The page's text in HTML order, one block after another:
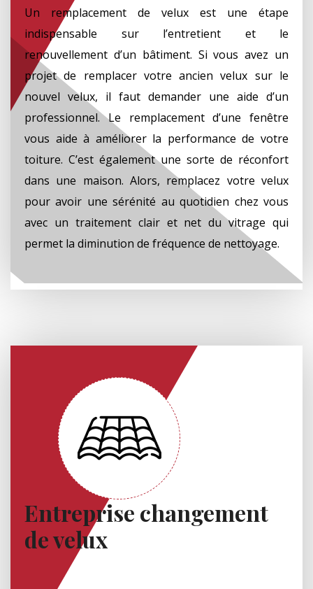
Un remplacement de velux est une étape
indispensable sur l’entretient et le
renouvellement d’un bâtiment. Si vous avez un
projet de remplacer votre ancien velux sur le
nouvel velux, il faut demander une aide d’un
professionnel. Le remplacement d’une fenêtre
vous aide à améliorer la performance de votre
toiture. C’est également une sorte de réconfort
dans une maison. Alors, remplacez votre velux
pour avoir une sérénité au quotidien chez vous
avec un traitement clair et net du vitrage qui
permet la diminution de fréquence de nettoyage.
Entreprise changement
de velux